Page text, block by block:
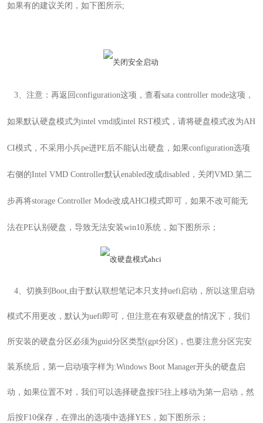
如果有的建议关闭，如下图所示;
3、注意：再返回configuration这项，查看sata controller mode这项，
如果默认硬盘模式为intel vmd或intel RST模式，请将硬盘模式改为AH
CI模式，不采用小兵pe进PE后不能认出硬盘，如果configuration选项
右侧的Intel VMD Controller默认enabled改成disabled，关闭VMD.第二
步再将storage Controller Mode改成AHCI模式即可，如果不改可能无
法在PE认别硬盘，导致无法安装win10系统，如下图所示；
4、切换到Boot,由于默认联想笔记本只支持uefi启动，所以这里启动
模式不用更改，默认为uefi即可 ，但注意在有双硬盘的情况下，我们
所安装的硬盘分区必须为guid分区类型(gpt分区)，也要注意分区完安
装系统后，第一启动项字样为:Windows Boot Manager开头的硬盘启
动，如果位置不对，我们可以选择硬盘按F5往上移动为第一启动，然
后按F10保存 ，在弹出的选项中选择YES，如下图所示 ；